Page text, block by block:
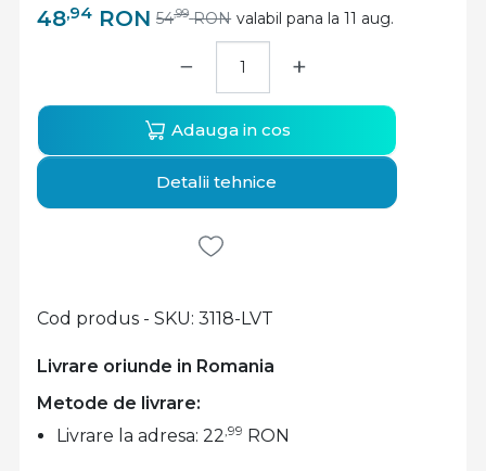
48,94 RON 54,99 RON valabil pana la 11 aug.
Livrare oriunde in Romania
Cod produs - SKU 3118-LVT
Metode de livrare:
Livrare la adresa: 22,99 RON
− +
Adauga in cos
Detalii tehnice